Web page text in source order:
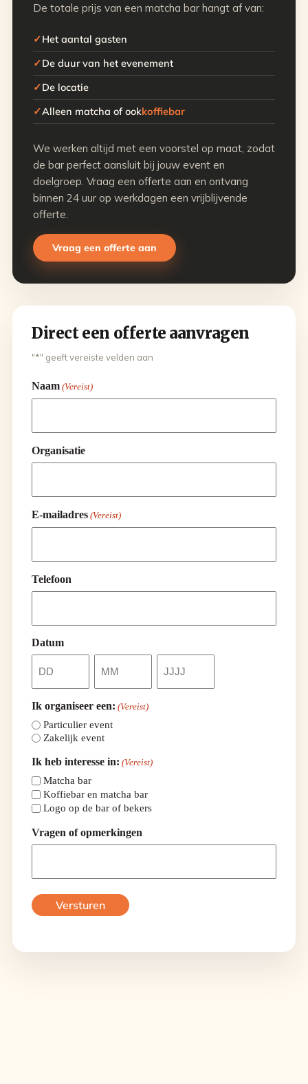
De totale prijs van een matcha bar hangt af van:
Het aantal gasten
De duur van het evenement
De locatie
Alleen matcha of ookkoffiebar
We werken altijd met een voorstel op maat, zodat
de bar perfect aansluit bij jouw event en
doelgroep. Vraag een offerte aan en ontvang
binnen 24 uur op werkdagen een vrijblijvende
offerte.
Vraag een offerte aan
Direct een offerte aanvragen
"*" geeft vereiste velden aan
Naam (Vereist)
Organisatie
E-mailadres (Vereist)
Telefoon
Datum
a
g
M
a
a
d
a
Ik organiseer een: (Vereist)
Particulier event
Zakelijk event
Ik heb interesse in: (Vereist)
Matcha bar
Koffiebar en matcha bar
Logo op de bar of bekers
Vragen of opmerkingen